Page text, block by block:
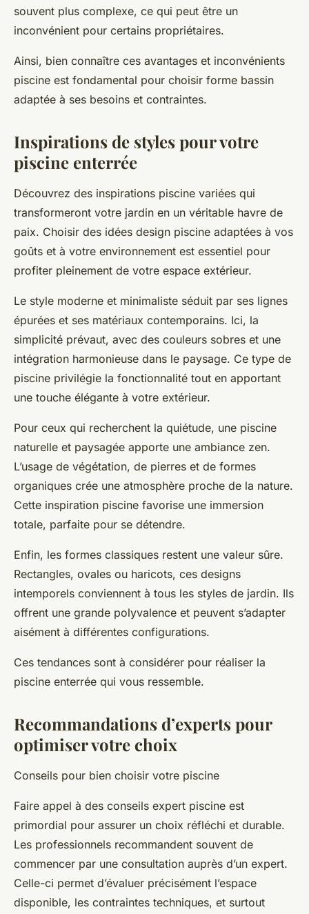
souvent plus complexe, ce qui peut être un
inconvénient pour certains propriétaires.
Ainsi, bien connaître ces avantages et inconvénients
piscine est fondamental pour choisir forme bassin
adaptée à ses besoins et contraintes.
Inspirations de styles pour votre
piscine enterrée
Découvrez des inspirations piscine variées qui
transformeront votre jardin en un véritable havre de
paix. Choisir des idées design piscine adaptées à vos
goûts et à votre environnement est essentiel pour
profiter pleinement de votre espace extérieur.
Le style moderne et minimaliste séduit par ses lignes
épurées et ses matériaux contemporains. Ici, la
simplicité prévaut, avec des couleurs sobres et une
intégration harmonieuse dans le paysage. Ce type de
piscine privilégie la fonctionnalité tout en apportant
une touche élégante à votre extérieur.
Pour ceux qui recherchent la quiétude, une piscine
naturelle et paysagée apporte une ambiance zen.
L’usage de végétation, de pierres et de formes
organiques crée une atmosphère proche de la nature.
Cette inspiration piscine favorise une immersion
totale, parfaite pour se détendre.
Enfin, les formes classiques restent une valeur sûre.
Rectangles, ovales ou haricots, ces designs
intemporels conviennent à tous les styles de jardin. Ils
offrent une grande polyvalence et peuvent s’adapter
aisément à différentes configurations.
Ces tendances sont à considérer pour réaliser la
piscine enterrée qui vous ressemble.
Recommandations d’experts pour
optimiser votre choix
Conseils pour bien choisir votre piscine
Faire appel à des conseils expert piscine est
primordial pour assurer un choix réfléchi et durable.
Les professionnels recommandent souvent de
commencer par une consultation auprès d’un expert.
Celle-ci permet d’évaluer précisément l’espace
disponible, les contraintes techniques, et surtout